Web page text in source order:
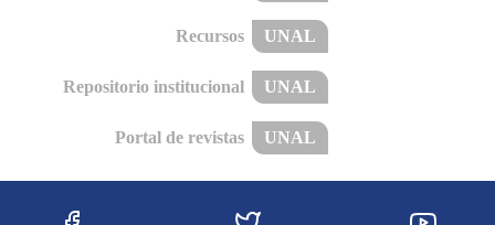
Recursos UNAL
Repositorio institucional UNAL
Portal de revistas UNAL